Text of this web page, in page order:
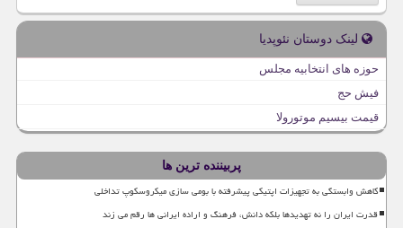
لینک دوستان نئوپدیا
حوزه های انتخابیه مجلس
فیش حج
قیمت بیسیم موتورولا
پربیننده ترین ها
کاهش وابستگی به تجهیزات اپتیکی پیشرفته با بومی سازی میکروسکوپ تداخلی
قدرت ایران را نه تهدیدها بلکه دانش، فرهنگ و اراده ایرانی ها رقم می زند